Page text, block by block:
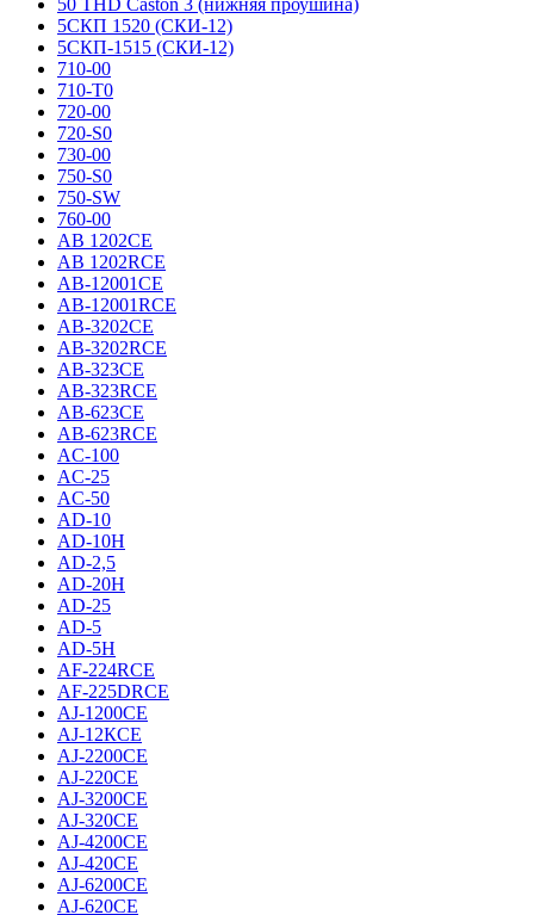
50 THD Caston 3 (нижняя проушина)
5СКП 1520 (СКИ-12)
5СКП-1515 (СКИ-12)
710-00
710-T0
720-00
720-S0
730-00
750-S0
750-SW
760-00
AB 1202CE
AB 1202RCE
AB-12001CE
AB-12001RCE
AB-3202CE
AB-3202RCE
AB-323CE
AB-323RCE
AB-623CE
AB-623RCE
AC-100
AC-25
AC-50
AD-10
AD-10H
AD-2,5
AD-20H
AD-25
AD-5
AD-5H
AF-224RCE
AF-225DRCE
AJ-1200CE
AJ-12КCE
AJ-2200CE
AJ-220CE
AJ-3200CE
AJ-320CE
AJ-4200CE
AJ-420CE
AJ-6200CE
AJ-620CE